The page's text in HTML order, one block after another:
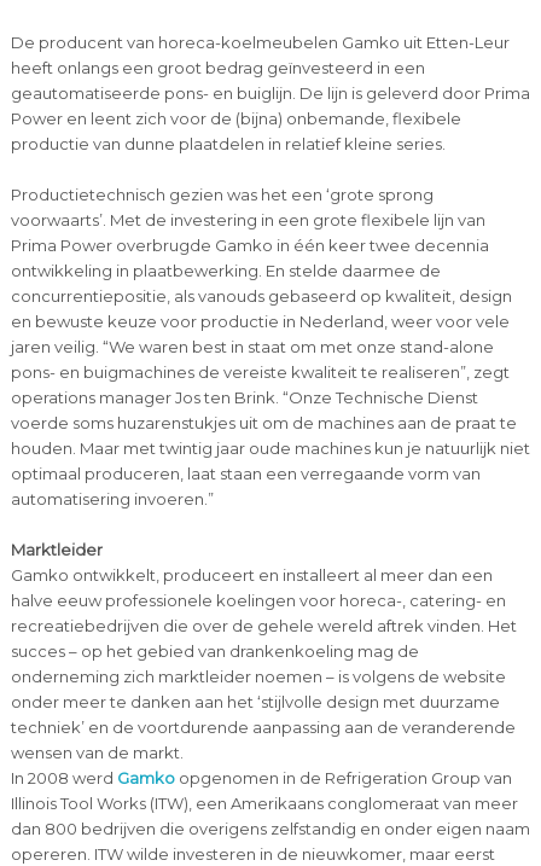
De producent van horeca-koelmeubelen Gamko uit Etten-Leur
heeft onlangs een groot bedrag geïnvesteerd in een
geautomatiseerde pons- en buiglijn. De lijn is geleverd door Prima
Power en leent zich voor de (bijna) onbemande, flexibele
productie van dunne plaatdelen in relatief kleine series.
Productietechnisch gezien was het een ‘grote sprong
voorwaarts’. Met de investering in een grote flexibele lijn van
Prima Power overbrugde Gamko in één keer twee decennia
ontwikkeling in plaatbewerking. En stelde daarmee de
concurrentiepositie, als vanouds gebaseerd op kwaliteit, design
en bewuste keuze voor productie in Nederland, weer voor vele
jaren veilig. “We waren best in staat om met onze stand-alone
pons- en buigmachines de vereiste kwaliteit te realiseren”, zegt
operations manager Jos ten Brink. “Onze Technische Dienst
voerde soms huzarenstukjes uit om de machines aan de praat te
houden. Maar met twintig jaar oude machines kun je natuurlijk niet
optimaal produceren, laat staan een verregaande vorm van
automatisering invoeren.”
Marktleider
Gamko ontwikkelt, produceert en installeert al meer dan een
halve eeuw professionele koelingen voor horeca-, catering- en
recreatiebedrijven die over de gehele wereld aftrek vinden. Het
succes – op het gebied van drankenkoeling mag de
onderneming zich marktleider noemen – is volgens de website
onder meer te danken aan het ‘stijlvolle design met duurzame
techniek’ en de voortdurende aanpassing aan de veranderende
wensen van de markt.
In 2008 werd Gamkoopgenomen in de Refrigeration Group van
Illinois Tool Works (ITW), een Amerikaans conglomeraat van meer
dan 800 bedrijven die overigens zelfstandig en onder eigen naam
opereren. ITW wilde investeren in de nieuwkomer, maar eerst